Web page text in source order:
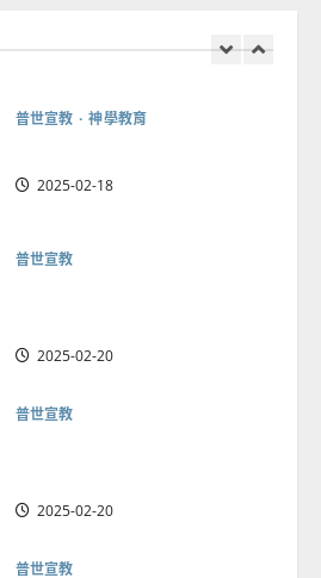
2025-02-18
普世宣教 神學教育
2025-02-18
普世宣教
2025-02-20
普世宣教
2025-02-20
普世宣教